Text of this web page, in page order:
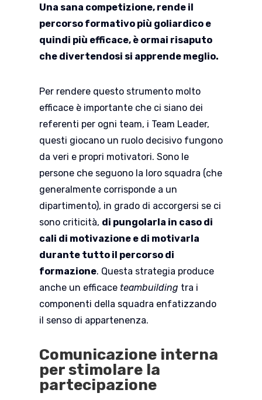
Una sana competizione, rende il
percorso formativo più goliardico e
quindi più efficace, è ormai risaputo
che divertendosi si apprende meglio.
Per rendere questo strumento molto
efficace è importante che ci siano dei
referenti per ogni team, i Team Leader,
questi giocano un ruolo decisivo fungono
da veri e propri motivatori. Sono le
persone che seguono la loro squadra (che
generalmente corrisponde a un
dipartimento), in grado di accorgersi se ci
sono criticità, di pungolarla in caso di
cali di motivazione e di motivarla
durante tutto il percorso di
formazione. Questa strategia produce
anche un efficace teambuilding tra i
componenti della squadra enfatizzando
il senso di appartenenza.
Comunicazione interna
per stimolare la
partecipazione